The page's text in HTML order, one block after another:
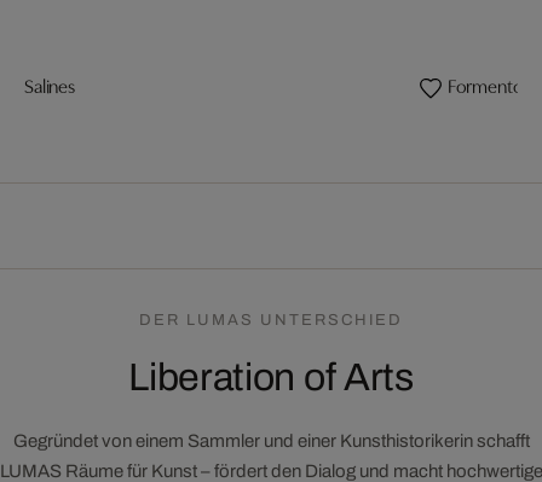
Salines Formentor
DER LUMAS UNTERSCHIED
Liberation of Arts
Gegründet von einem Sammler und einer Kunsthistorikerin schafft
LUMAS Räume für Kunst – fördert den Dialog und macht hochwertige